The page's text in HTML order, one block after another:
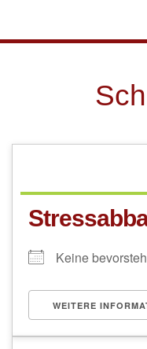
Skip to main content
Keine
WEITERE